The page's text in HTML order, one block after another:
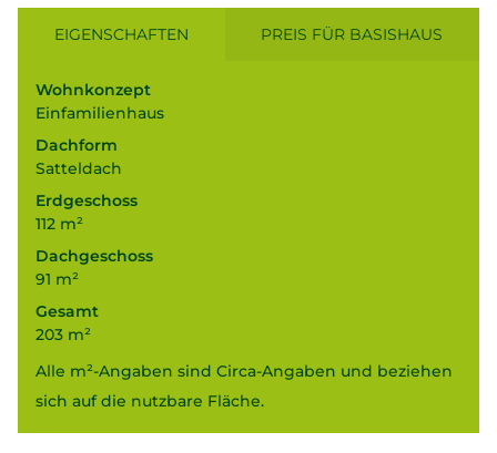
EIGENSCHAFTEN PREIS FÜR BASISHAUS
Wohnkonzept
Einfamilienhaus
Dachform
Satteldach
Erdgeschoss
112 m²
Dachgeschoss
91 m²
Gesamt
203 m²
Alle m²-Angaben sind Circa-Angaben und beziehen
sich auf die nutzbare Fläche.